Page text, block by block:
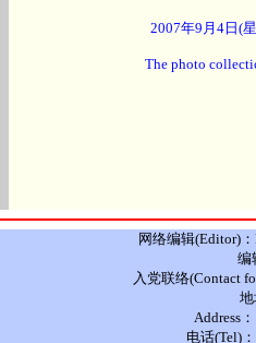
2007年9月4日(
The photo
网络编辑(Editor)
编
入党联络(Contact
Address
电话(Tel)